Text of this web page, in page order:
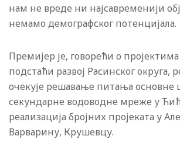
нам не вреде ни најсавременији
немамо демографског потенцијала.
Премијер је, говорећи о пројектима
подстаћи развој Расинског округа,
очекује решавање питања основне
секундарне водоводне мреже у
реализација бројних пројеката у
Варварину, Крушевцу.